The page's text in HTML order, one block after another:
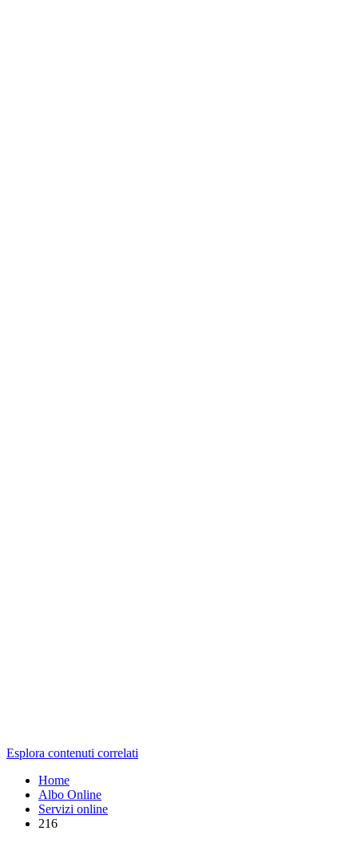
Esplora contenuti correlati
Home
Albo Online
Servizi online
216